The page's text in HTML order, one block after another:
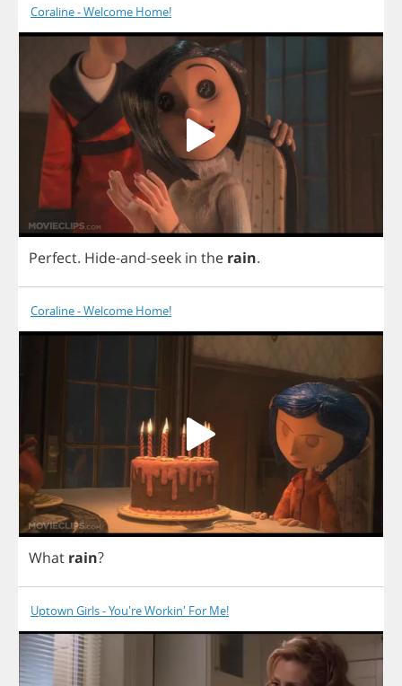
Coraline - Welcome Home!
Perfect. Hide-and-seek in the rain.
Coraline - Welcome Home!
What rain?
Uptown Girls - You're Workin' For Me!